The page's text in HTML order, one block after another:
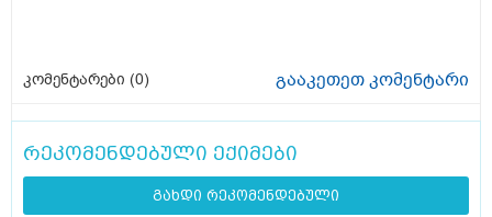
კომენტარები (0) გააკეთეთ კომენტარი
რეკომენდებული ექიმები
გახდი რეკომენდებული